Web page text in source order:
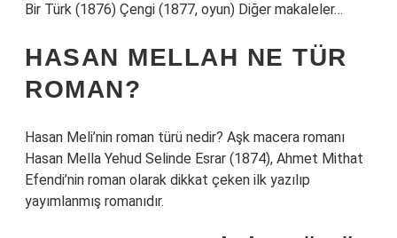
Bir Türk (1876) Çengi (1877, oyun) Diğer makaleler…
HASAN MELLAH NE TÜR
ROMAN?
Hasan Meli’nin roman türü nedir? Aşk macera romanı
Hasan Mella Yehud Selinde Esrar (1874), Ahmet Mithat
Efendi’nin roman olarak dikkat çeken ilk yazılıp
yayımlanmış romanıdır.